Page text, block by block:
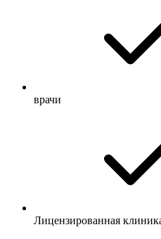
врачи
Лицензированная